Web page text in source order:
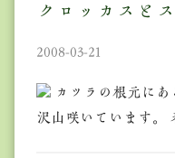
クロッカスと
2008-03-21
カツラの根元にあ
沢山咲いています。